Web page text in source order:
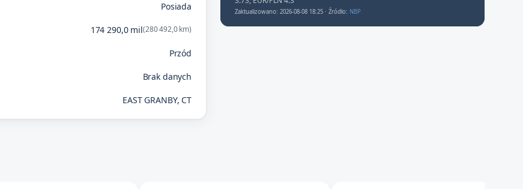
Posiada
174 290,0 mil(280 492,0 km)
Przód
Brak danych
EAST GRANBY, CT
Zaktualizowano: 2026-08-08 18:25 · Źródło: NBP